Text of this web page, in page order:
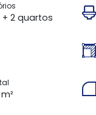
+ 2 quartos